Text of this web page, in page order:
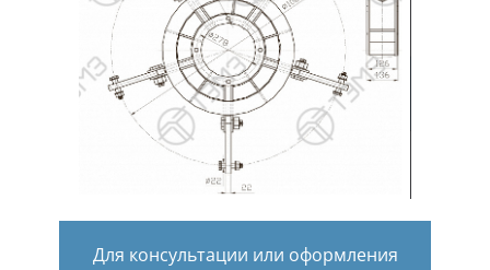
Для консультации или оформления